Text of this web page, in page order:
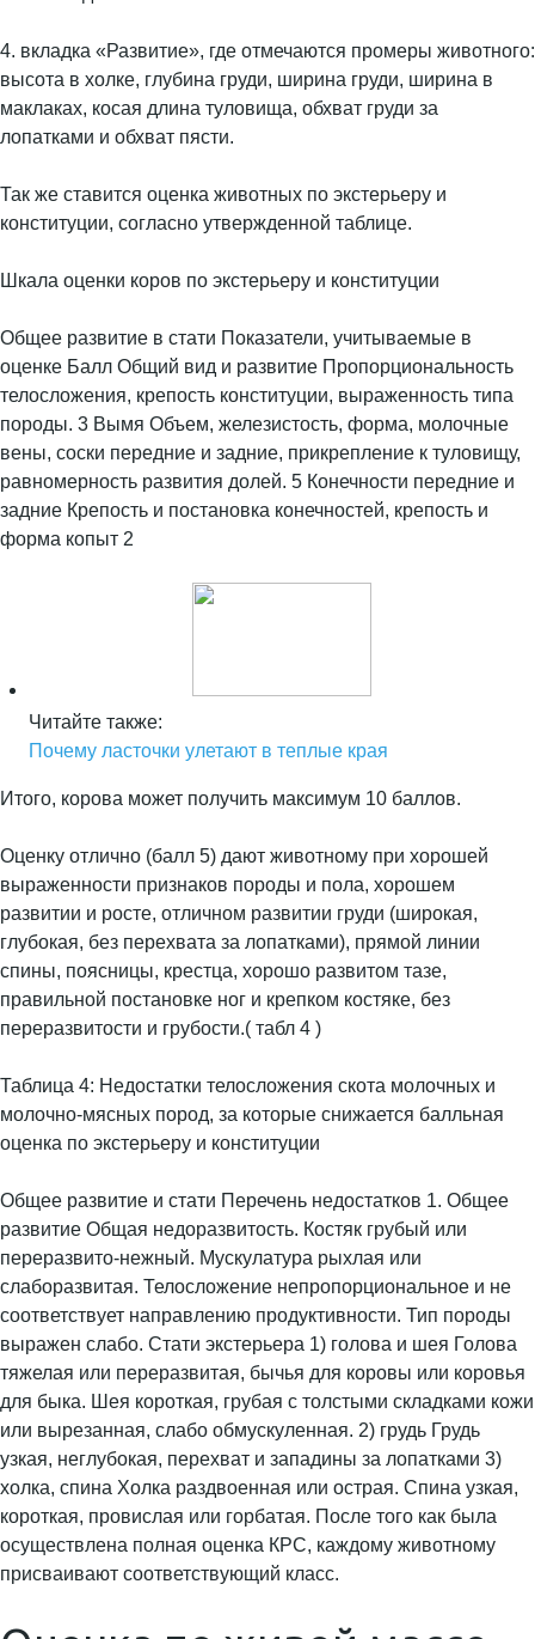
4. вкладка «Развитие», где отмечаются промеры животного:
высота в холке, глубина груди, ширина груди, ширина в
маклаках, косая длина туловища, обхват груди за
лопатками и обхват пясти.
Так же ставится оценка животных по экстерьеру и
конституции, согласно утвержденной таблице.
Шкала оценки коров по экстерьеру и конституции
Общее развитие в стати Показатели, учитываемые в
оценке Балл Общий вид и развитие Пропорциональность
телосложения, крепость конституции, выраженность типа
породы. 3 Вымя Объем, железистость, форма, молочные
вены, соски передние и задние, прикрепление к туловищу,
равномерность развития долей. 5 Конечности передние и
задние Крепость и постановка конечностей, крепость и
форма копыт 2
Читайте также:
Почему ласточки улетают в теплые края
Итого, корова может получить максимум 10 баллов.
Оценку отлично (балл 5) дают животному при хорошей
выраженности признаков породы и пола, хорошем
развитии и росте, отличном развитии груди (широкая,
глубокая, без перехвата за лопатками), прямой линии
спины, поясницы, крестца, хорошо развитом тазе,
правильной постановке ног и крепком костяке, без
переразвитости и грубости.( табл 4 )
Таблица 4: Недостатки телосложения скота молочных и
молочно-мясных пород, за которые снижается балльная
оценка по экстерьеру и конституции
Общее развитие и стати Перечень недостатков 1. Общее
развитие Общая недоразвитость. Костяк грубый или
переразвито-нежный. Мускулатура рыхлая или
слаборазвитая. Телосложение непропорциональное и не
соответствует направлению продуктивности. Тип породы
выражен слабо. Стати экстерьера 1) голова и шея Голова
тяжелая или переразвитая, бычья для коровы или коровья
для быка. Шея короткая, грубая с толстыми складками кожи
или вырезанная, слабо обмускуленная. 2) грудь Грудь
узкая, неглубокая, перехват и западины за лопатками 3)
холка, спина Холка раздвоенная или острая. Спина узкая,
короткая, провислая или горбатая. После того как была
осуществлена полная оценка КРС, каждому животному
присваивают соответствующий класс.